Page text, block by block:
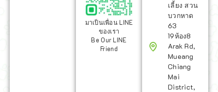
มาเป็นเพื่อน LINE
ของเรา
Be Our LINE
Friend
เลี้ยง สวน
บวกหาด
63
19ห้อง8
Arak Rd,
Mueang
Chiang
Mai
District,